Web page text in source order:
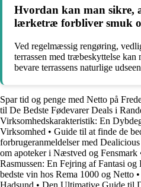
Hvordan kan man sikre,
lærketræ forbliver smuk
Ved regelmæssig rengøring,
terrassen med træbeskyttelse
bevare terrassens naturlige
Spar tid og penge med Netto på
til De Bedste Fødevarer Deals i
Virksomhedskarakteristik: En
Virksomhed • Guide til at finde de
forbrugeranmeldelser med
om apoteker i Næstved og Fensmark
Rasmussen: En Fejring af Fantasi og
bedste vin hos Rema 1000 og Netto •
Hadsund • Den Ultimative Guide til